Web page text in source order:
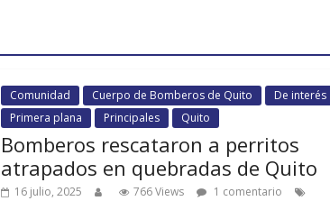
Comunidad Cuerpo de Bomberos de Quito
De interés
Primera plana
Principales Quito
Bomberos rescataron a perritos
atrapados en quebradas de Quito
16 julio, 2025 766 Views
1 comentario